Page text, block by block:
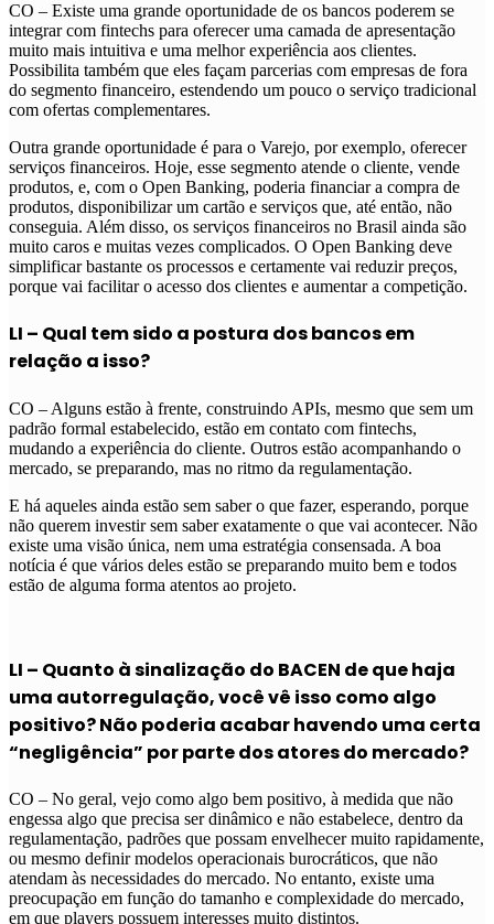
CO – Existe uma grande oportunidade de os bancos poderem se
integrar com fintechs para oferecer uma camada de apresentação
muito mais intuitiva e uma melhor experiência aos clientes.
Possibilita também que eles façam parcerias com empresas de fora
do segmento financeiro, estendendo um pouco o serviço tradicional
com ofertas complementares.
Outra grande oportunidade é para o Varejo, por exemplo, oferecer
serviços financeiros. Hoje, esse segmento atende o cliente, vende
produtos, e, com o Open Banking, poderia financiar a compra de
produtos, disponibilizar um cartão e serviços que, até então, não
conseguia. Além disso, os serviços financeiros no Brasil ainda são
muito caros e muitas vezes complicados. O Open Banking deve
simplificar bastante os processos e certamente vai reduzir preços,
porque vai facilitar o acesso dos clientes e aumentar a competição.
LI – Qual tem sido a postura dos bancos em
relação a isso?
CO – Alguns estão à frente, construindo APIs, mesmo que sem um
padrão formal estabelecido, estão em contato com fintechs,
mudando a experiência do cliente. Outros estão acompanhando o
mercado, se preparando, mas no ritmo da regulamentação.
E há aqueles ainda estão sem saber o que fazer, esperando, porque
não querem investir sem saber exatamente o que vai acontecer. Não
existe uma visão única, nem uma estratégia consensada. A boa
notícia é que vários deles estão se preparando muito bem e todos
estão de alguma forma atentos ao projeto.
LI – Quanto à sinalização do BACEN de que haja
uma autorregulação, você vê isso como algo
positivo? Não poderia acabar havendo uma certa
“negligência” por parte dos atores do mercado?
CO – No geral, vejo como algo bem positivo, à medida que não
engessa algo que precisa ser dinâmico e não estabelece, dentro da
regulamentação, padrões que possam envelhecer muito rapidamente,
ou mesmo definir modelos operacionais burocráticos, que não
atendam às necessidades do mercado. No entanto, existe uma
preocupação em função do tamanho e complexidade do mercado,
em que players possuem interesses muito distintos.